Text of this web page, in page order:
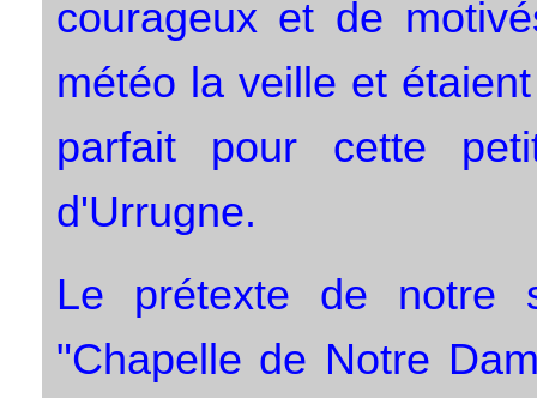
courageux et de
météo la veille et
parfait pour cette
d'Urrugne.
Le prétexte de notre
"Chapelle de Notre